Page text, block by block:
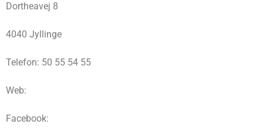
Dortheavej 8
4040 Jyllinge
Telefon: 50 55 54 55
Web:
Facebook: